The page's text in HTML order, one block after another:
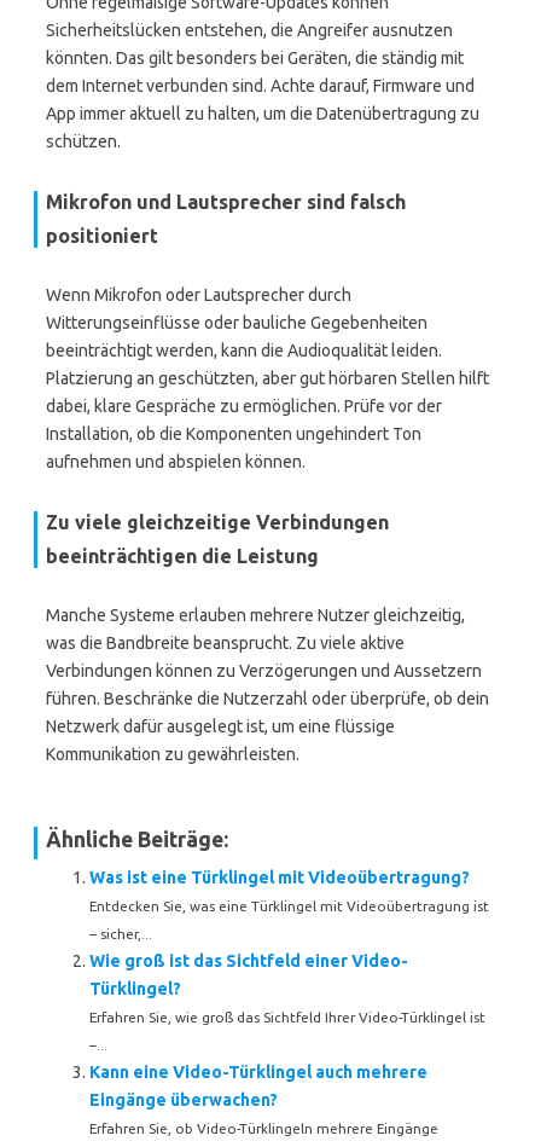
Sicherheitslücken entstehen, die Angreifer ausnutzen
könnten. Das gilt besonders bei Geräten, die ständig mit
dem Internet verbunden sind. Achte darauf, Firmware und
App immer aktuell zu halten, um die Datenübertragung zu
schützen.
Mikrofon und Lautsprecher sind falsch
positioniert
Wenn Mikrofon oder Lautsprecher durch
Witterungseinflüsse oder bauliche Gegebenheiten
beeinträchtigt werden, kann die Audioqualität leiden.
Platzierung an geschützten, aber gut hörbaren Stellen hilft
dabei, klare Gespräche zu ermöglichen. Prüfe vor der
Installation, ob die Komponenten ungehindert Ton
aufnehmen und abspielen können.
Zu viele gleichzeitige Verbindungen
beeinträchtigen die Leistung
Manche Systeme erlauben mehrere Nutzer gleichzeitig,
was die Bandbreite beansprucht. Zu viele aktive
Verbindungen können zu Verzögerungen und Aussetzern
führen. Beschränke die Nutzerzahl oder überprüfe, ob dein
Netzwerk dafür ausgelegt ist, um eine flüssige
Kommunikation zu gewährleisten.
Ähnliche Beiträge:
Was ist eine Türklingel mit Videoübertragung?
Entdecken Sie, was eine Türklingel mit Videoübertragung ist
– sicher,...
Wie groß ist das Sichtfeld einer Video-
Türklingel?
Erfahren Sie, wie groß das Sichtfeld Ihrer Video-Türklingel ist
–...
Kann eine Video-Türklingel auch mehrere
Eingänge überwachen?
Erfahren Sie, ob Video-Türklingeln mehrere Eingänge